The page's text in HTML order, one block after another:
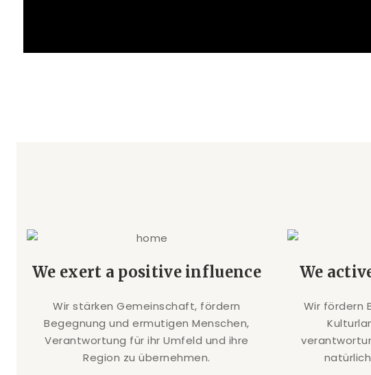
We exert a positive influence
Wir stärken Gemeinschaft, fördern
Begegnung und ermutigen Menschen,
Verantwortung für ihr Umfeld und ihre
Region zu übernehmen.
We
Wir fördern